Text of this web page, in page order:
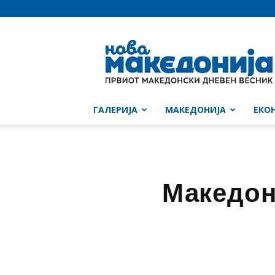
Македонија
ГАЛЕРИЈА МАКЕДОНИЈА